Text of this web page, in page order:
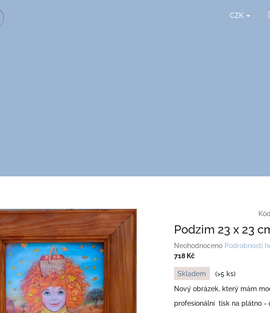
CZK
Podzim 23 x 23
Průměrné
hodnocení
je
0,0
z
5
Neohodnoceno Podrobnosti
718 Kč
Měrná
cena:
Skladem
(>5 ks)
Nový obrázek, který mám
profesionální tisk na plátno -